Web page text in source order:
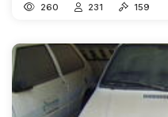
260 231 159